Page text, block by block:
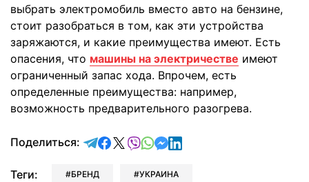
выбрать электромобиль вместо авто на бензине,
стоит разобраться в том, как эти устройства
заряжаются, и какие преимущества имеют. Есть
опасения, что машины на электричестве имеют
ограниченный запас хода. Впрочем, есть
определенные преимущества: например,
возможность предварительного разогрева.
Поделиться: отправить в Telegram
поделиться в Facebook
поделиться в X
отправить в Viber
отправить в Whatsapp
отправить в Messenger
отправить в LinkedIn
Теги: БРЕНД УКРАИНА